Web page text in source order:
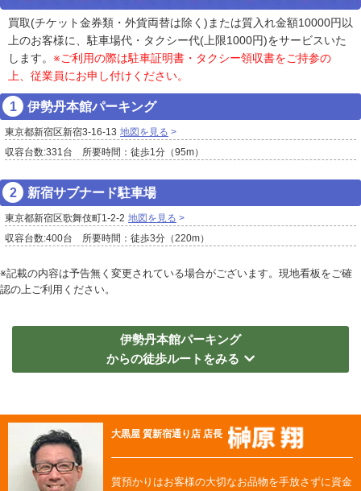
買取(チケット金券類・外貨両替は除く)または質入れ金額10000円以
上のお客様に、駐車場代・タクシー代(上限1000円)をサービスいた
します。 ※ご利用の際は駐車証明書・タクシー領収書をご持参の
上、従業員にお申し付けください。
伊勢丹本館パーキング
東京都新宿区新宿3-16-13 地図を見る
収容台数:331台 所要時間：徒歩1分（95m）
新宿サブナード駐車場
東京都新宿区歌舞伎町1-2-2 地図を見る
収容台数:400台 所要時間：徒歩3分（220m）
※記載の内容は予告無く変更されている場合がございます。現地看板をご確
認の上ご利用ください。
伊勢丹本館パーキング
からの徒歩ルートをみる
大黒屋 質新宿通り店 店長
質預かりはお客様の大切なお品物を手放さずに資金